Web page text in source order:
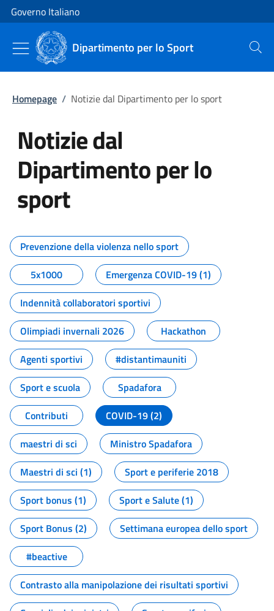
Vai al contenuto
Vai alla navigazione del sito
Governo Italiano
Dipartimento per lo Sport Cerca
Homepage / Notizie dal Dipartimento per lo sport
Notizie dal
Dipartimento per lo
sport
Tutti i contenuti della pagina
Prevenzione della violenza nello sport
5x1000
Emergenza COVID-19 (1)
Indennità collaboratori sportivi
Olimpiadi invernali 2026
Hackathon
Agenti sportivi
#distantimauniti
Sport e scuola
Spadafora
Contributi
COVID-19 (2)
maestri di sci
Ministro Spadafora
Maestri di sci (1)
Sport e periferie 2018
Sport bonus (1)
Sport e Salute (1)
Sport Bonus (2)
Settimana europea dello sport
#beactive
Contrasto alla manipolazione dei risultati sportivi